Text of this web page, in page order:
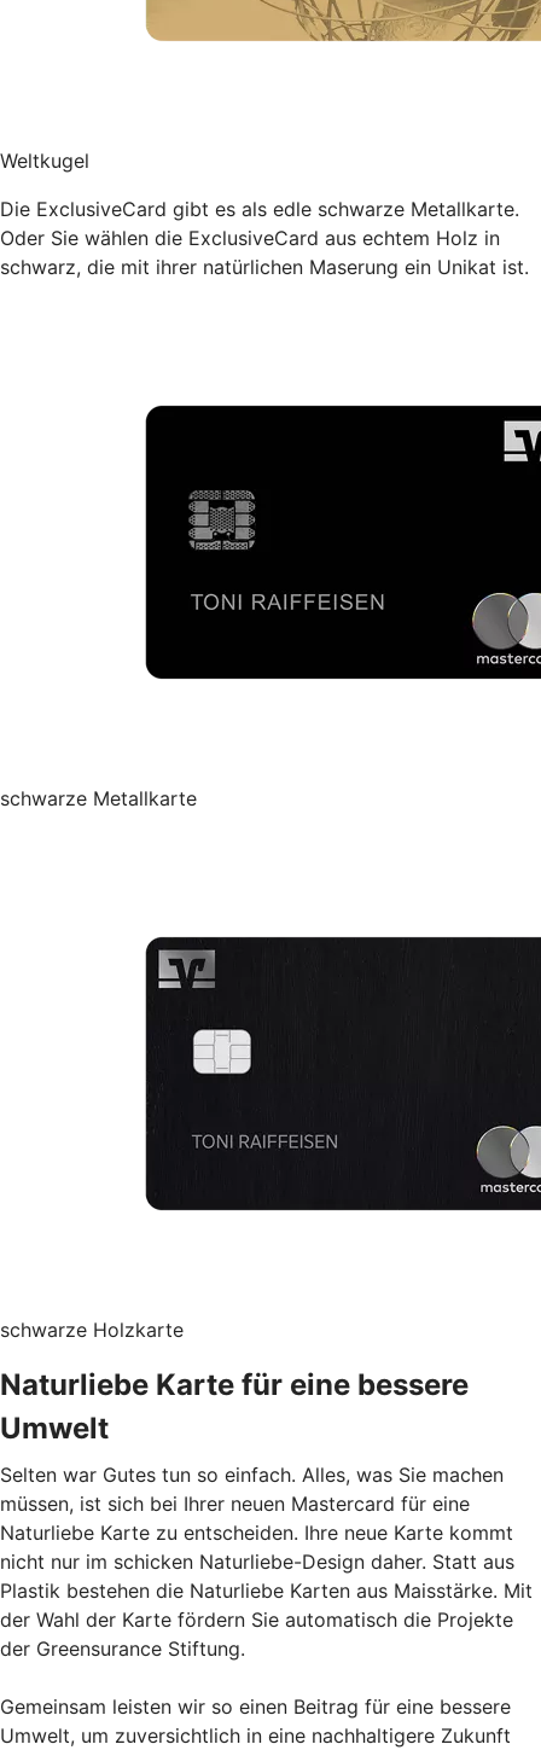
Weltkugel
Die ExclusiveCard gibt es als edle schwarze Metallkarte.
Oder Sie wählen die ExclusiveCard aus echtem Holz in
schwarz, die mit ihrer natürlichen Maserung ein Unikat ist.
schwarze Metallkarte
schwarze Holzkarte
Naturliebe Karte für eine bessere
Umwelt
Selten war Gutes tun so einfach. Alles, was Sie machen
müssen, ist sich bei Ihrer neuen Mastercard für eine
Naturliebe Karte zu entscheiden. Ihre neue Karte kommt
nicht nur im schicken Naturliebe-Design daher. Statt aus
Plastik bestehen die Naturliebe Karten aus Maisstärke. Mit
der Wahl der Karte fördern Sie automatisch die Projekte
der Greensurance Stiftung.
Gemeinsam leisten wir so einen Beitrag für eine bessere
Umwelt, um zuversichtlich in eine nachhaltigere Zukunft